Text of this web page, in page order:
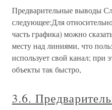
Предварительные выводы
следующее:Для
часть графика) можно
месту над линиями, что
использует свой канал; при
объекты так быстро,
3.6.